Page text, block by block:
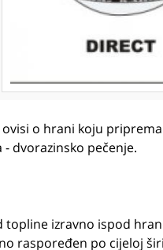
o hrani koju
dvorazinsko pečenje.
izravno ispod
raspoređen po cijeloj